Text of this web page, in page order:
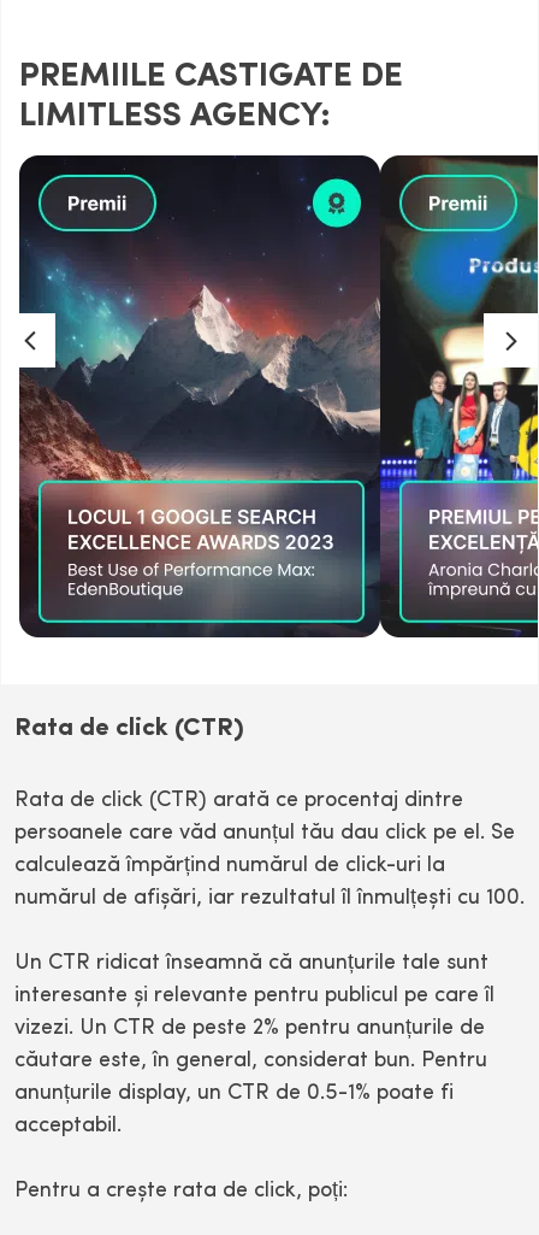
PREMIILE CASTIGATE DE
LIMITLESS AGENCY:
Rata de click (CTR)
Rata de click (CTR) arată ce procentaj dintre
persoanele care văd anunțul tău dau click pe el. Se
calculează împărțind numărul de click-uri la
numărul de afișări, iar rezultatul îl înmulțești cu 100.
Un CTR ridicat înseamnă că anunțurile tale sunt
interesante și relevante pentru publicul pe care îl
vizezi. Un CTR de peste 2% pentru anunțurile de
căutare este, în general, considerat bun. Pentru
anunțurile display, un CTR de 0.5-1% poate fi
acceptabil.
Pentru a crește rata de click, poți: